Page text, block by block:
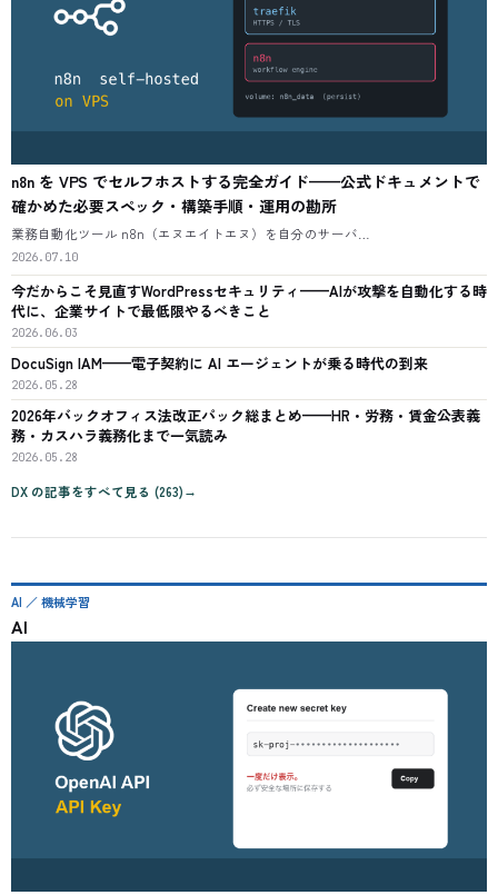
n8n を VPS でセルフホストする完全ガイド——公式ドキュメントで
確かめた必要スペック・構築手順・運用の勘所
業務自動化ツール n8n（エヌエイトエヌ）を自分のサーバ…
2026.07.10
今だからこそ見直すWordPressセキュリティ——AIが攻撃を自動化する時
代に、企業サイトで最低限やるべきこと
2026.06.03
DocuSign IAM——電子契約に AI エージェントが乗る時代の到来
2026.05.28
2026年バックオフィス法改正パック総まとめ——HR・労務・賃金公表義
務・カスハラ義務化まで一気読み
2026.05.28
DX の記事をすべて見る (263) →
AI ／ 機械学習
AI